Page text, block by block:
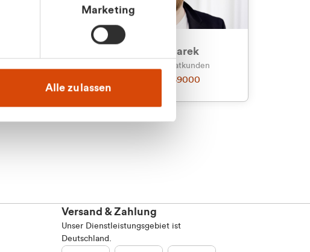
Marketing
Alle zulassen
Julian Marek
Vertrieb - Privatkunden
0216 237 69000
Versand & Zahlung
Unser Dienstleistungsgebiet ist
Deutschland.